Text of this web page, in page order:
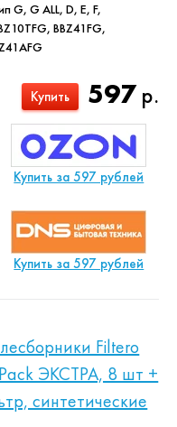
G, G ALL, D, E, F,
BBZ41FG,
597р.
Купить
Купить за 597 рублей
Купить за 597 рублей
Filtero
Pack ЭКСТРА, 8 шт +
синтетические